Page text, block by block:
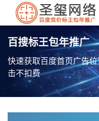
百搜标王包年推广
快速获取百度首页广告
击不扣费